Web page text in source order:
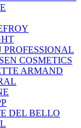
PROFESSIONAL
COSMETICS
ARMAND
DEL BELLO